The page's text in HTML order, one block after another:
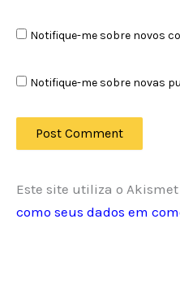
Notifique-me sobre novos
Notifique-me sobre novas
Este site utiliza o
como seus dados em